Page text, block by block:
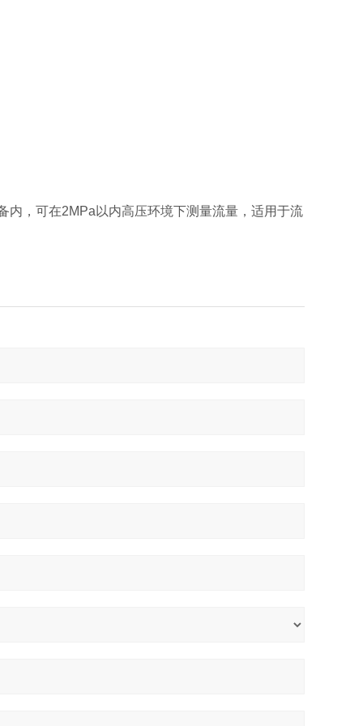
内，可在2MPa以内高压环境下测量流量，适用于流